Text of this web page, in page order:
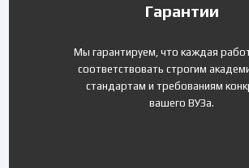
Гарантии
Мы гарантируем, что каждая
соответствовать строгим
стандартам и требованиям
вашего ВУЗа.